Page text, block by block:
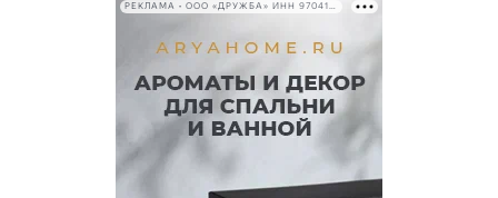
РЕКЛАМА • ООО «ДРУЖБА» ИНН 9704146411